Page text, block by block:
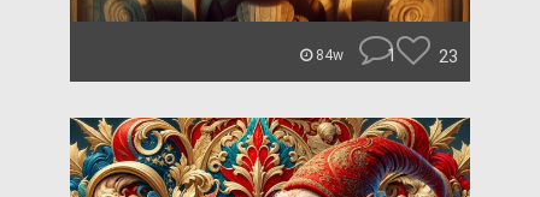
84w 1 23